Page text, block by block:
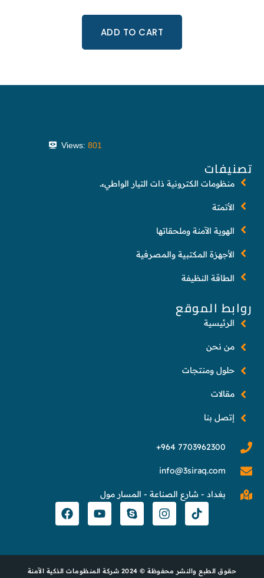
ADD TO CART
info@3siraq.com
بغداد - شارع الصناعة - المسار مول
روابط الموقع
الرئيسية
من نحن
حلول ومنتجات
مقالات
إتصل بنا
Views: 801
تصنيفات
منظومات الكترونية ذات التيار الواطيء.
الأتمتة
الهوية الآمنة وملحقاتها
الأجهزة المكتبية والمصرفية
الطاقة النظيفة
حقوق الطبع والنشر محفوظة © 2024 شركة المنظومات الذكية الآمنة